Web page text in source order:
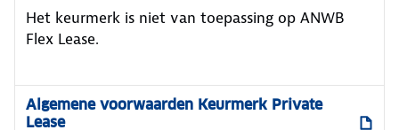
Het keurmerk is niet van toepassing op ANWB
Flex Lease.
Algemene voorwaarden Keurmerk Private
Lease